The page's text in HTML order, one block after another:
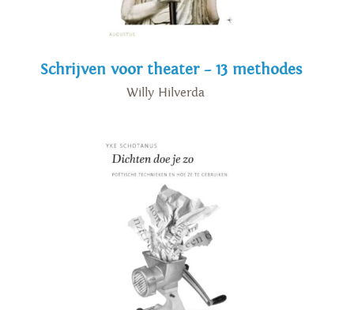
Schrijven voor theater – 13 methodes
Willy Hilverda